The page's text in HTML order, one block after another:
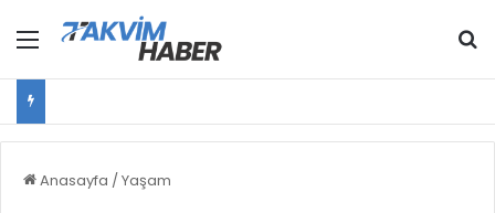
Menü
Anasayfa / Yaşam